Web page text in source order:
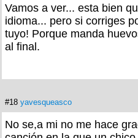
Vamos a ver... esta bien
idioma... pero si corriges
tuyo! Porque manda
al final.
#18 yavesqueasco
No se,a mi no me hace